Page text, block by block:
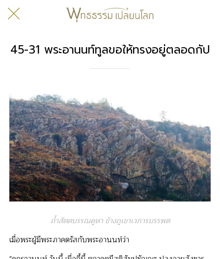
45-31 พระอานนท์ทูลขอให้ทรงอยู่ตลอดกัป
ถ้ำสัตตบรรณคูหา ข้างภูเขาเวภารบรรพต
เมื่อพระผู้มีพระภาคตรัสกับพระอานนท์ว่า